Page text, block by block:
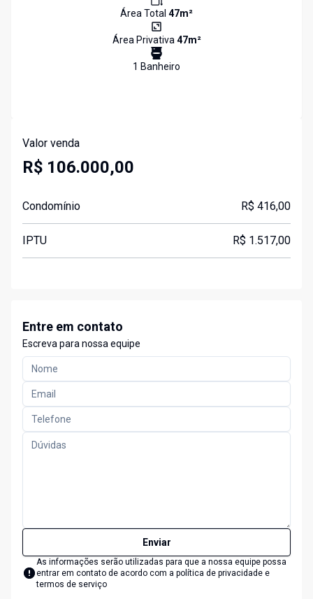
Área Total 47m²
Área Privativa47m²
1 Banheiro
Valor venda
R$ 106.000,00
Condomínio R$ 416,00
IPTU R$ 1.517,00
Entre em contato
Escreva para nossa equipe
Enviar
As informações serão utilizadas para que a nossa equipe possa
entrar em contato de acordo com a política de privacidade e
termos de serviço